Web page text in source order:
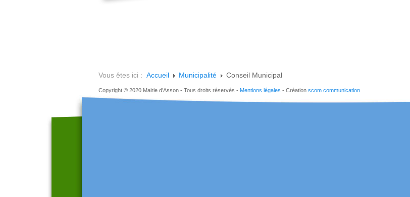
Vous êtes ici : Accueil Municipalité Conseil Municipal
Copyright © 2020 Mairie d'Asson - Tous droits réservés - Mentions légales - Création scom communication